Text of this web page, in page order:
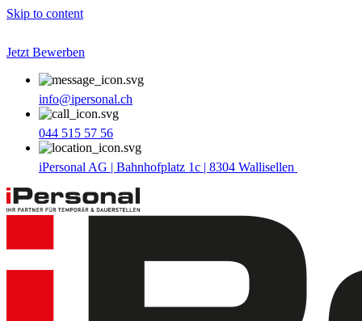
Skip to content
Jetzt Bewerben
info@ipersonal.ch
044 515 57 56
iPersonal AG | Bahnhofplatz 1c | 8304 Wallisellen